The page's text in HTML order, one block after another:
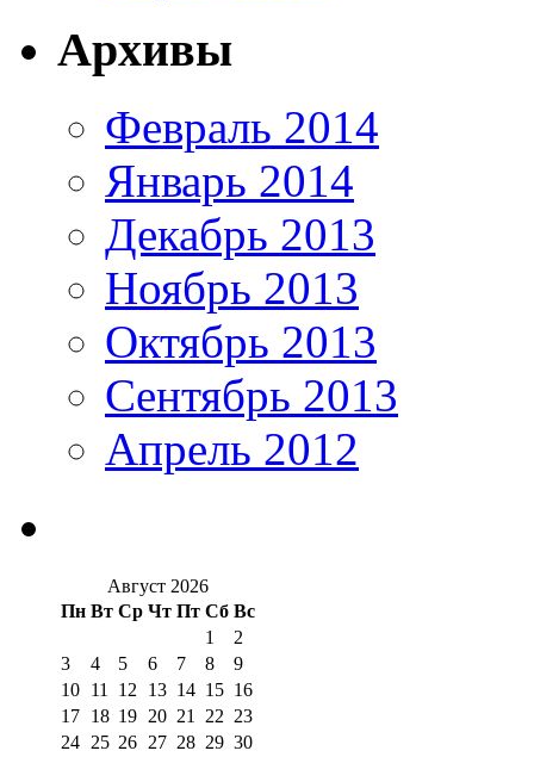
Архивы
Февраль 2014
Январь 2014
Декабрь 2013
Ноябрь 2013
Октябрь 2013
Сентябрь 2013
Апрель 2012
Август 2026
Пн Вт Ср Чт Пт Сб Вс
1
2
3
4 5 6 7 8
9
10 11 12 13 14 15 16
17 18 19 20 21 22 23
24 25 26 27 28 29 30